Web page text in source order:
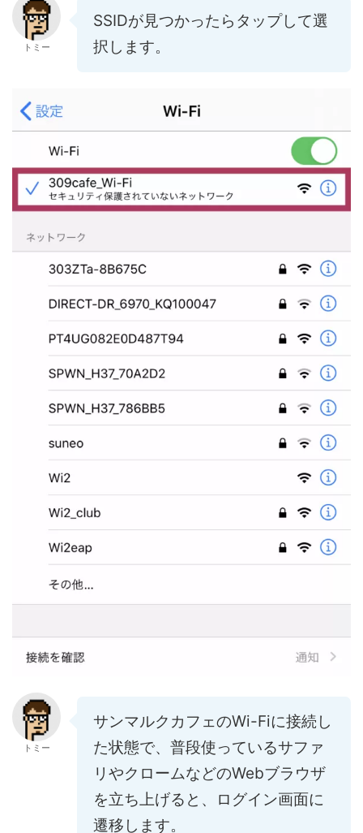
トミー
SSIDが見つかったらタップして選
択します。
トミー
サンマルクカフェのWi-Fiに接続し
た状態で、普段使っているサファ
リやクロームなどのWebブラウザ
を立ち上げると、ログイン画面に
遷移します。